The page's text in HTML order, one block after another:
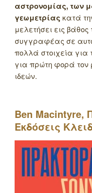
αστρονομίας, των
γεωμετρίας κατά
μελετήσει εις βάθος
συγγραφέας σε
πολλά στοιχεία για
για πρώτη φορά τον
ιδεών.
Ben Macintyre,
Εκδόσεις